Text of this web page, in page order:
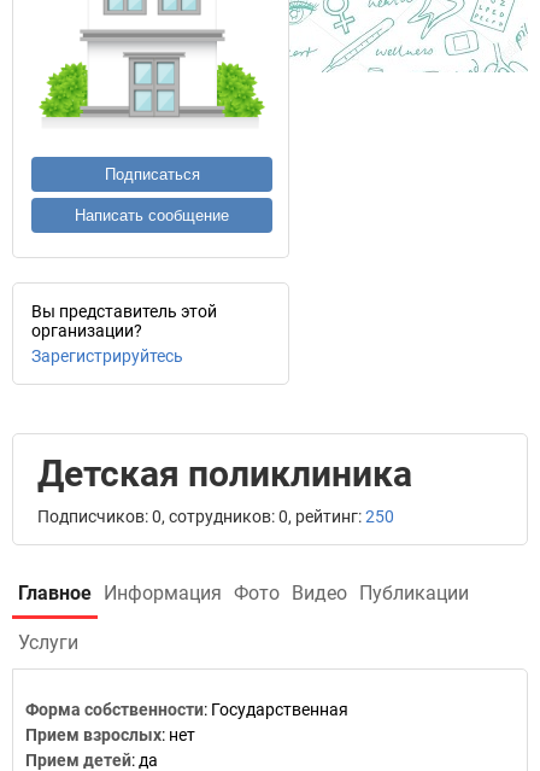
Подписаться
Написать сообщение
Вы представитель этой
организации?
Зарегистрируйтесь
Детская поликлиника
Подписчиков: 0, сотрудников: 0, рейтинг:250
Главное Информация Фото Видео Публикации
Услуги
Форма собственности: Государственная
Прием взрослых: нет
Прием детей: да